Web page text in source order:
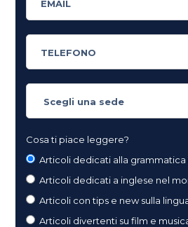
Cosa ti piace leggere?
Articoli dedicati alla grammatica
Articoli dedicati a inglese nel
Articoli con tips e new sulla
Articoli divertenti su film e